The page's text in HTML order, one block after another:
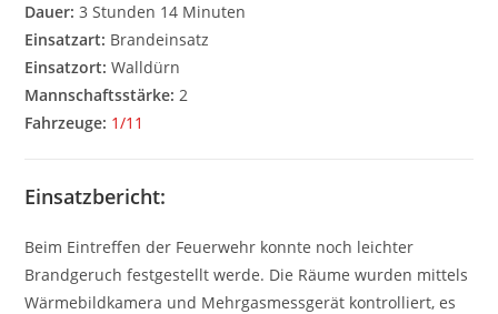
Dauer: 3 Stunden 14 Minuten
Einsatzart: Brandeinsatz
Einsatzort: Walldürn
Mannschaftsstärke: 2
Fahrzeuge: 1/11
Einsatzbericht:
Beim Eintreffen der Feuerwehr konnte noch leichter
Brandgeruch festgestellt werde. Die Räume wurden mittels
Wärmebildkamera und Mehrgasmessgerät kontrolliert, es